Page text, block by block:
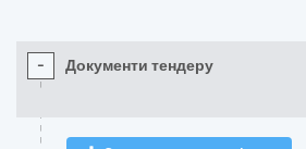
- Документи тендеру